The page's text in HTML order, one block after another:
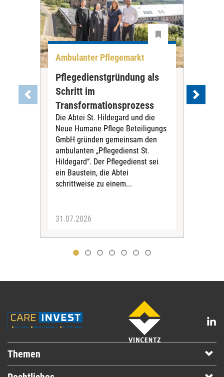
Ambulanter Pflegemarkt
Pflegedienstgründung als
Schritt im
Transformationsprozess
Die Abtei St. Hildegard und die
Neue Humane Pflege Beteiligungs
GmbH gründen gemeinsam den
ambulanten „Pflegedienst St.
Hildegard“. Der Pflegedienst sei
ein Baustein, die Abtei
schrittweise zu einem...
31.07.2026
Themen